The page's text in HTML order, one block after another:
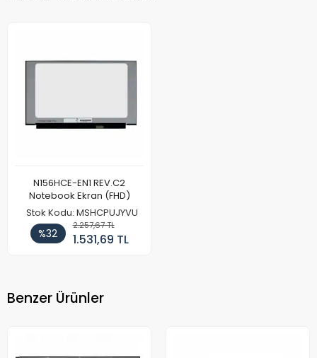
N156HCE-EN1 REV.C2
Notebook Ekran (FHD)
Stok Kodu: MSHCPUJYVU
%32
2.257,67 TL
1.531,69 TL
Benzer Ürünler